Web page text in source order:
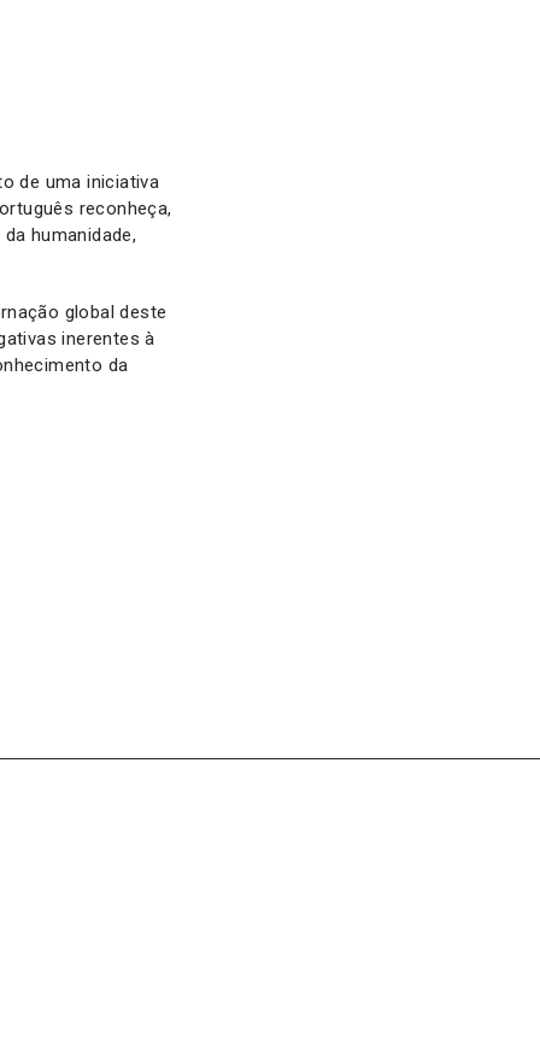
de uma iniciativa
reconheça,
humanidade,
global deste
inerentes à
da